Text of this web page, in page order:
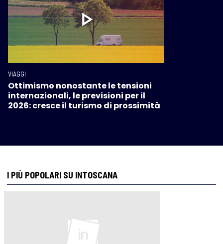
VIAGGI
Ottimismo nonostante le tensioni
internazionali, le previsioni per il
2026: cresce il turismo di prossimità
I PIÙ POPOLARI SU INTOSCANA